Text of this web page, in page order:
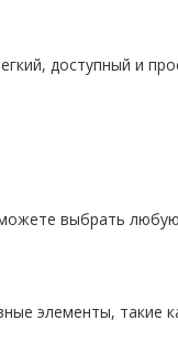
доступный и
выбрать
такие